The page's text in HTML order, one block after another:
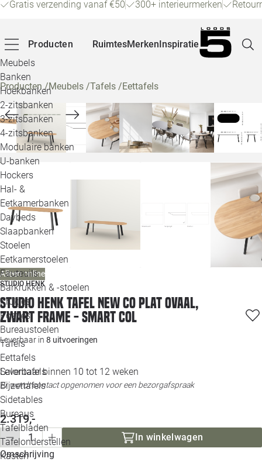
Gratis verzending vanaf €50 300+ interieurmerken
Producten
Meubels
Banken
Hoekbanken
2-zitsbanken
3-zitsbanken
4-zitsbanken
Modulaire banken
U-banken
Hockers
Hal- &
Eetkamerbanken
Daybeds
Slaapbanken
Stoelen
Eetkamerstoelen
Fauteuils
Barkrukken & -stoelen
Krukjes
Poefjes
Bureaustoelen
Tafels
Eettafels
Salontafels
Bijzettafels
Sidetables
Bureaus
Tafelbladen
Tafelonderstellen
Kasten
RuimtesMerkenInspiratie
Producten/Meubels /Tafels /Eettafels
Alleen online
STUDIO HENK
Studio HENK tafel New Co Plat Ovaal,
zwart frame - Smart Col
Leverbaar in 8 uitvoeringen
Leverbaar binnen 10 tot 12 weken
Er wordt contact opgenomen voor een bezorgafspraak
2.319,-
In winkelwagen
Omschrijving